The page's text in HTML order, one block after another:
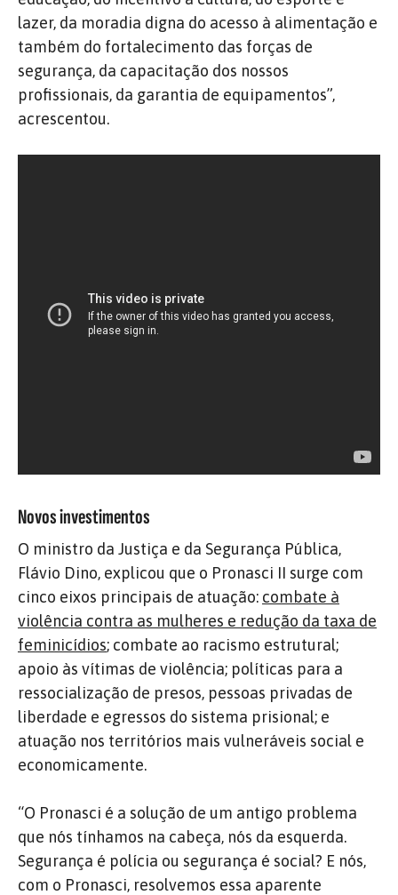
lazer, da moradia digna do acesso à alimentação e
também do fortalecimento das forças de
segurança, da capacitação dos nossos
profissionais, da garantia de equipamentos”,
acrescentou.
Novos investimentos
O ministro da Justiça e da Segurança Pública,
Flávio Dino, explicou que o Pronasci II surge com
cinco eixos principais de atuação: combate à
violência contra as mulheres e redução da taxa de
feminicídios; combate ao racismo estrutural;
apoio às vítimas de violência; políticas para a
ressocialização de presos, pessoas privadas de
liberdade e egressos do sistema prisional; e
atuação nos territórios mais vulneráveis social e
economicamente.
“O Pronasci é a solução de um antigo problema
que nós tínhamos na cabeça, nós da esquerda.
Segurança é polícia ou segurança é social? E nós,
com o Pronasci, resolvemos essa aparente